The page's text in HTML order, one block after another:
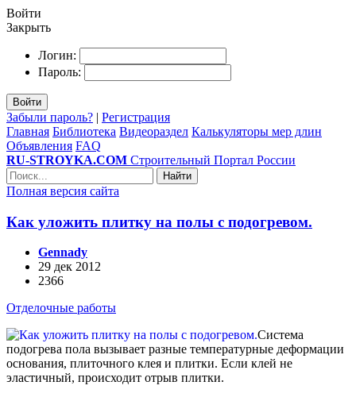
Войти
Закрыть
Логин:
Пароль:
Войти
Забыли пароль? | Регистрация
Главная Библиотека Видеораздел Калькуляторы мер длин
Объявления FAQ
RU-STROYKA.COM Строительный Портал России
Найти
Полная версия сайта
Как уложить плитку на полы с подогревом.
Gennady
29 дек 2012
2366
Отделочные работы
Система
подогрева пола вызывает разные температурные деформации
основания, плиточного клея и плитки. Если клей не
эластичный, происходит отрыв плитки.